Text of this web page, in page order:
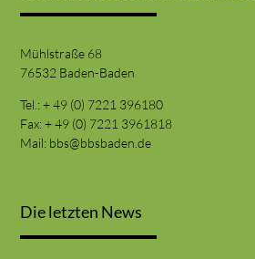
Mühlstraße 68
76532 Baden-Baden
Tel.: + 49 (0) 7221 396180
Fax: + 49 (0) 7221 3961818
Mail: bbs@bbsbaden.de
Die letzten News